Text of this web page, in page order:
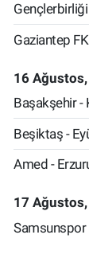
Gaziantep
16
Başakşehir -
Beşiktaş -
Amed -
17
Samsunspor